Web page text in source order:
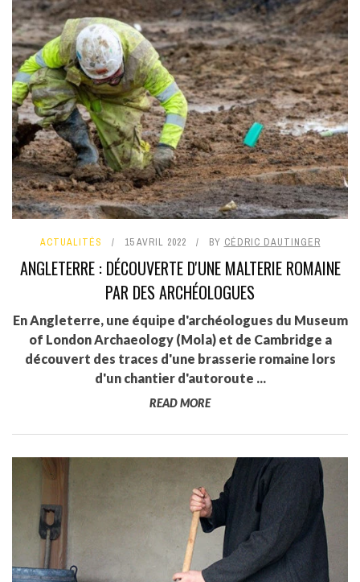
ACTUALITÉS 15 AVRIL 2022 BY CÉDRIC DAUTINGER
ANGLETERRE : DÉCOUVERTE D'UNE MALTERIE ROMAINE
PAR DES ARCHÉOLOGUES
En Angleterre, une équipe d'archéologues du Museum
of London Archaeology (Mola) et de Cambridge a
découvert des traces d'une brasserie romaine lors
d'un chantier d'autoroute ...
READ MORE